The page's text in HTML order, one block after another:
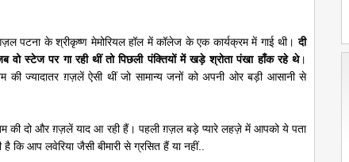
पटना के श्रीकृष्ण मेमोरियल हॉल में कॉलेज के एक कार्यक्रम में गाई थी।दी
वो स्टेज पर गा रही थीं तो पिछली पंक्तियों में खड़े श्रोता पंखा हाँक रहे थे।
ज्यादातर ग़ज़लें ऐसी थीं जो सामान्य जनों को अपनी ओर बड़ी आसानी से
की दो और ग़ज़लें याद आ रही हैं। पहली ग़ज़ल बड़े प्यारे लहज़े में आपको ये पता
कि आप लवेरिया जैसी बीमारी से ग्रसित हैं या नहीं..